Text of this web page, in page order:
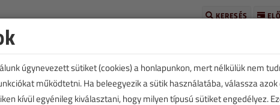
KERESÉS
úgynevezett sütiket (cookies) a honlapunkon, mert nélkülük nem
működtetni. Ha beleegyezik a sütik használatába, válassza
kívül egyénileg kiválasztani, hogy milyen típusú sütiket engedélyez.